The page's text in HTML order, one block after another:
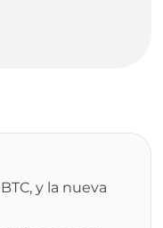
y la nueva